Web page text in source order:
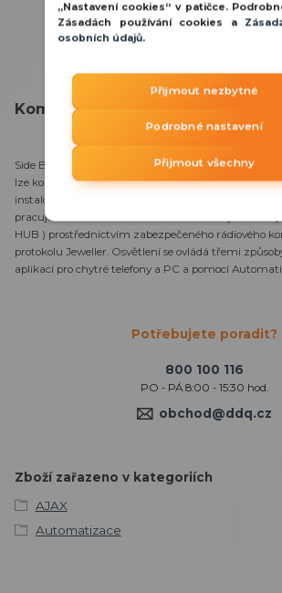
Kompletní specifikace
Side Button vertikál je krytka pro inteligentní
lze kombinovat jako sadu s chytrými vypínači a/
instalovat je vodorovně nebo svisle do rámu vedle
pracuje, samostatně/ anebo ako součást systému
HUB ) prostřednictvím zabezpečeného rádiového
protokolu Jeweller. Osvětlení se ovládá třemi
aplikací pro chytré telefony a PC a pomocí
Potřebujete poradit?
800 100 116
PO - PÁ 8:00 - 15:30 hod.
obchod@ddq.cz
Zboží zařazeno v kategoriích
AJAX
Automatizace
„Nastavení cookies“ v patičce.
Zásadách používání cookies a
osobních údajů.
Přijmout nezbytné
Podrobné nastavení
Přijmout všechny